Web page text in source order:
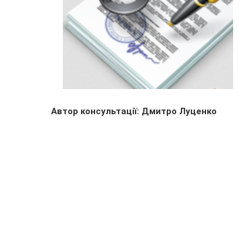
Автор консультації: Дмитро Луценко